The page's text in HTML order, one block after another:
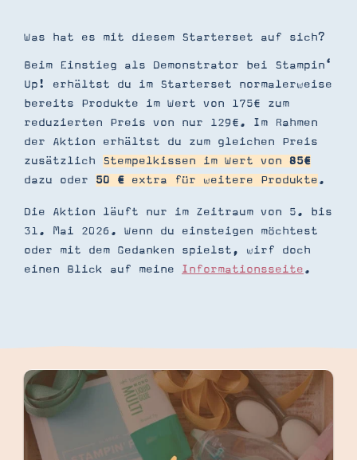
Tipps & Tricks
Ordnungstipps
Was hat es mit diesem Starterset auf sich?
Beim Einstieg als Demonstrator bei Stampin‘
Up! erhältst du im Starterset normalerweise
bereits Produkte im Wert von 175€ zum
reduzierten Preis von nur 129€. Im Rahmen
der Aktion erhältst du zum gleichen Preis
zusätzlich Stempelkissen im Wert von 85€
dazu oder 50 € extra für weitere Produkte.
Die Aktion läuft nur im Zeitraum von 5. bis
31. Mai 2026. Wenn du einsteigen möchtest
oder mit dem Gedanken spielst, wirf doch
einen Blick auf meine Informationsseite.